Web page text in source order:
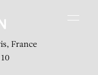
France